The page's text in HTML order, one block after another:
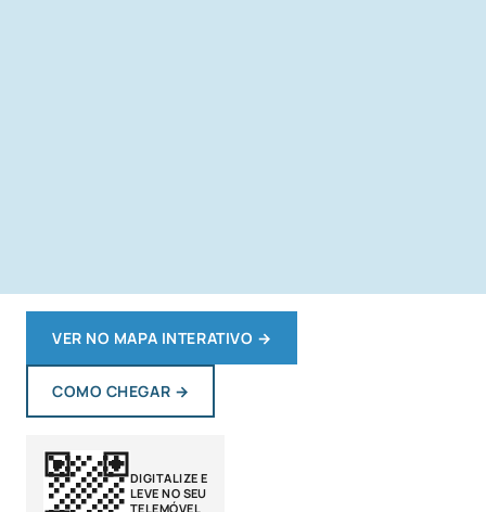
VER NO MAPA INTERATIVO →
COMO CHEGAR →
DIGITALIZE E
LEVE NO SEU
TELEMÓVEL